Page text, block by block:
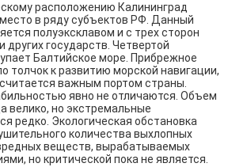
расположению Калининград
в ряду субъектов РФ. Данный
полуэксклавом и с трех сторон
других государств. Четвертой
Балтийское море. Прибрежное
толчок к развитию морской навигации,
важным портом страны.
явно не отличаются. Объем
велико, но экстремальные
редко. Экологическая обстановка
количества выхлопных
веществ, вырабатываемых
но критической пока не является.